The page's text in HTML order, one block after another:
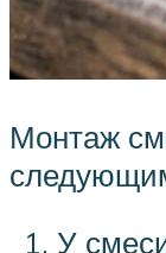
Монтаж
У